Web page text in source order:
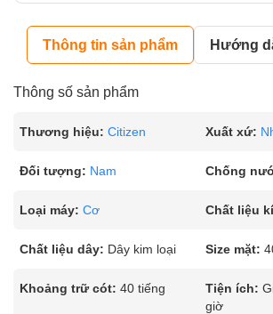
Thông tin sản phẩm Hướng
Thông số sản phẩm
Thương hiệu: Citizen Xuất xứ:
Đối tượng: Nam Chống
Loại máy: Cơ Chất liệu
Chất liệu dây: Dây kim loại Size mặt:
Khoảng trữ cót: 40 tiếng Tiện ích:
giờ